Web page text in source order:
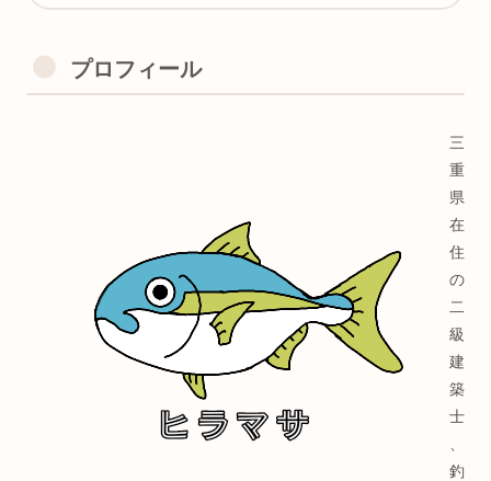
プロフィール
三
重
県
在
住
の
二
級
建
築
士
釣